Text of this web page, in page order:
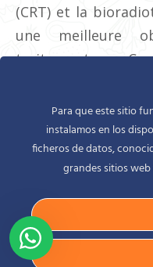
(CRT) et la
une meilleure
traitement.
https://doi.org/
Catégorie : Nutrition et
Para que este sitio
instalamos en los
ficheros de datos,
grandes sitios